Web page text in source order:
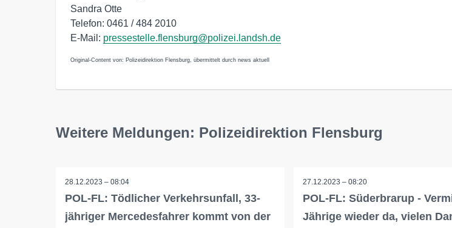
Sandra Otte
Telefon: 0461 / 484 2010
E-Mail: pressestelle.flensburg@polizei.landsh.de
Original-Content von: Polizeidirektion Flensburg, übermittelt durch news aktuell
Weitere Meldungen: Polizeidirektion Flensburg
28.12.2023 – 08:04
POL-FL: Tödlicher Verkehrsunfall, 33-
jähriger Mercedesfahrer kommt von der
27.12.2023 – 08:20
POL-FL: Süderbrarup -
Jährige wieder da, vielen